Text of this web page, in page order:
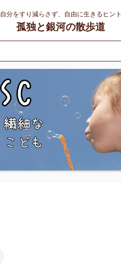
自分をすり減らさず、自由に生きるヒント
孤独と銀河の散歩道